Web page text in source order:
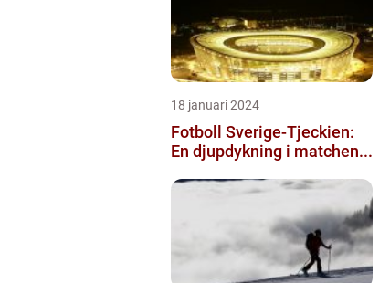
18 januari 2024
Fotboll Sverige-Tjeckien:
En djupdykning i matchen...